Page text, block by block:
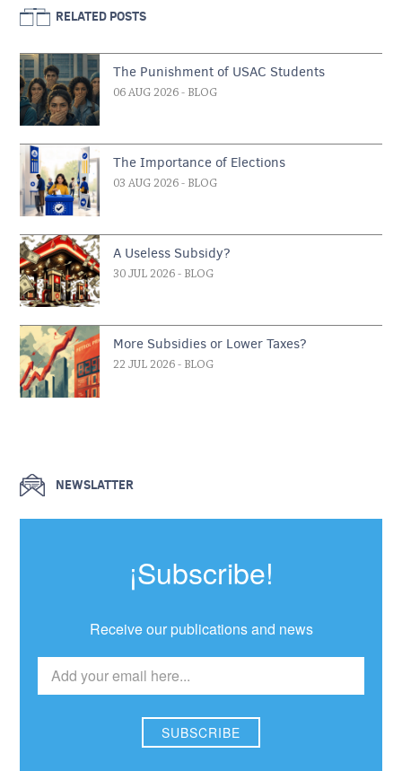
RELATED POSTS
The Punishment of USAC Students
06 AUG 2026 - BLOG
The Importance of Elections
03 AUG 2026 - BLOG
A Useless Subsidy?
30 JUL 2026 - BLOG
More Subsidies or Lower Taxes?
22 JUL 2026 - BLOG
NEWSLATTER
¡Subscribe!
Receive our publications and news